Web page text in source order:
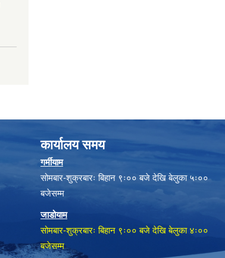
कार्यालय समय
गर्मीयाम
सोमबार-शुक्रबारः बिहान ९ः०० बजे देखि बेलुका ५ः००
बजेसम्म
जाडोयाम
सोमबार-शुक्रबारः बिहान ९ः०० बजे देखि बेलुका ४ः००
बजेसम्म